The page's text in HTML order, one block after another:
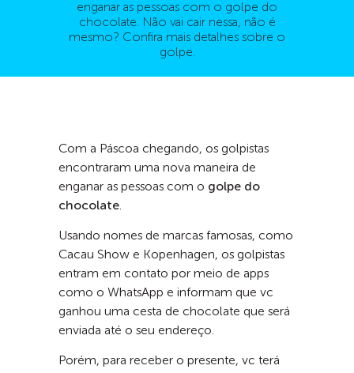
enganar as pessoas com o golpe do
chocolate. Não vai cair nessa, não é
mesmo? Confira mais detalhes sobre o
golpe.
Com a Páscoa chegando, os golpistas
encontraram uma nova maneira de
enganar as pessoas com o golpe do
chocolate.
Usando nomes de marcas famosas, como
Cacau Show e Kopenhagen, os golpistas
entram em contato por meio de apps
como o WhatsApp e informam que vc
ganhou uma cesta de chocolate que será
enviada até o seu endereço.
Porém, para receber o presente, vc terá